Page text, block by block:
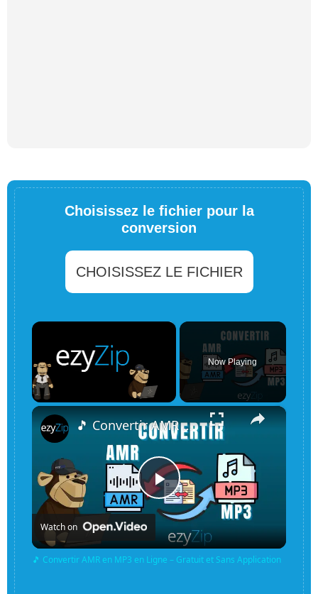
Choisissez le fichier pour la
conversion
CHOISISSEZ LE FICHIER
×
Now Playing
×
Play
Video
🎵 Convertir AMR en MP3 en Ligne – Gratuit et Sans Application
Watch on
🎵 Convertir AMR en MP3 en Ligne – Gratuit et Sans Application